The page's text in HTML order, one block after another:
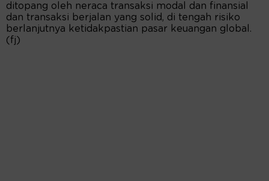
ditopang oleh neraca transaksi modal dan finansial
dan transaksi berjalan yang solid, di tengah risiko
berlanjutnya ketidakpastian pasar keuangan global.
(fj)